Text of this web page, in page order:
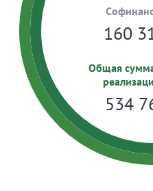
160
Общая
534